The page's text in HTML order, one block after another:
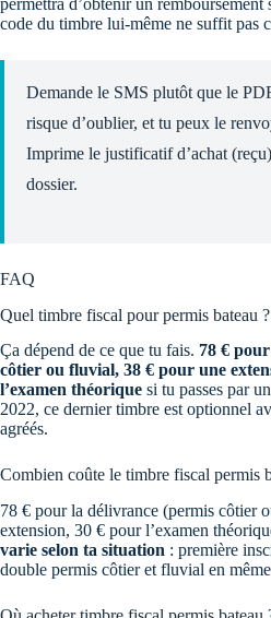
code du timbre lui-même ne suffit pas
Demande le SMS plutôt que le
risque d’oublier, et tu peux le
Imprime le justificatif d’achat
dossier.
FAQ
Quel timbre fiscal pour permis bateau ?
Ça dépend de ce que tu fais. 78 €
côtier ou fluvial, 38 € pour une
l’examen théorique si tu passes par
2022, ce dernier timbre est optionnel
agréés.
Combien coûte le timbre fiscal permis
78 € pour la délivrance (permis côtier
extension, 30 € pour l’examen
varie selon ta situation : première
double permis côtier et fluvial en